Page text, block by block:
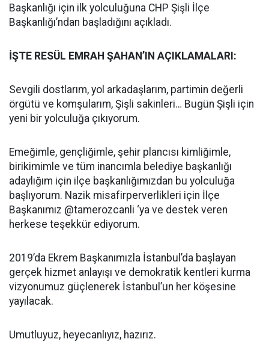
Başkanlığı için ilk yolculuğuna CHP Şişli İlçe
Başkanlığı’ndan başladığını açıkladı.
İŞTE RESÜL EMRAH ŞAHAN’IN AÇIKLAMALARI:
Sevgili dostlarım, yol arkadaşlarım, partimin değerli
örgütü ve komşularım, Şişli sakinleri… Bugün Şişli için
yeni bir yolculuğa çıkıyorum.
Emeğimle, gençliğimle, şehir plancısı kimliğimle,
birikimimle ve tüm inancımla belediye başkanlığı
adaylığım için ilçe başkanlığımızdan bu yolculuğa
başlıyorum. Nazik misafirperverlikleri için İlçe
Başkanımız @tamerozcanli ‘ya ve destek veren
herkese teşekkür ediyorum.
2019’da Ekrem Başkanımızla İstanbul’da başlayan
gerçek hizmet anlayışı ve demokratik kentleri kurma
vizyonumuz güçlenerek İstanbul’un her köşesine
yayılacak.
Umutluyuz, heyecanlıyız, hazırız.